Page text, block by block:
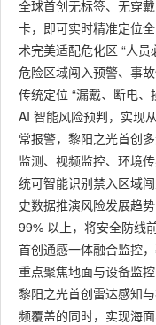
全球首创无标签、无穿
卡，即可实时精准定位
术完美适配危化区 “人
危险区域闯入预警、事
传统定位 “漏戴、断电
AI 智能风险预判，实现
常报警，黎阳之光首创
监测、视频监控、环境
统可智能识别禁入区域
史数据推演风险发展趋
99% 以上，将安全防线
首创通感一体融合监控
重点聚焦地面与设备监
黎阳之光首创雷达感知
频覆盖的同时，实现海